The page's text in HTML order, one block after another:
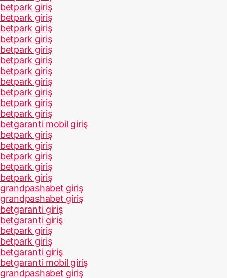
betpark giriş
betpark giriş
betpark giriş
betpark giriş
betpark giriş
betpark giriş
betpark giriş
betpark giriş
betpark giriş
betpark giriş
betpark giriş
betgaranti mobil giriş
betpark giriş
betpark giriş
betpark giriş
betpark giriş
betpark giriş
grandpashabet giriş
grandpashabet giriş
betgaranti giriş
betgaranti giriş
betpark giriş
betpark giriş
betgaranti giriş
betgaranti mobil giriş
grandpashabet giriş